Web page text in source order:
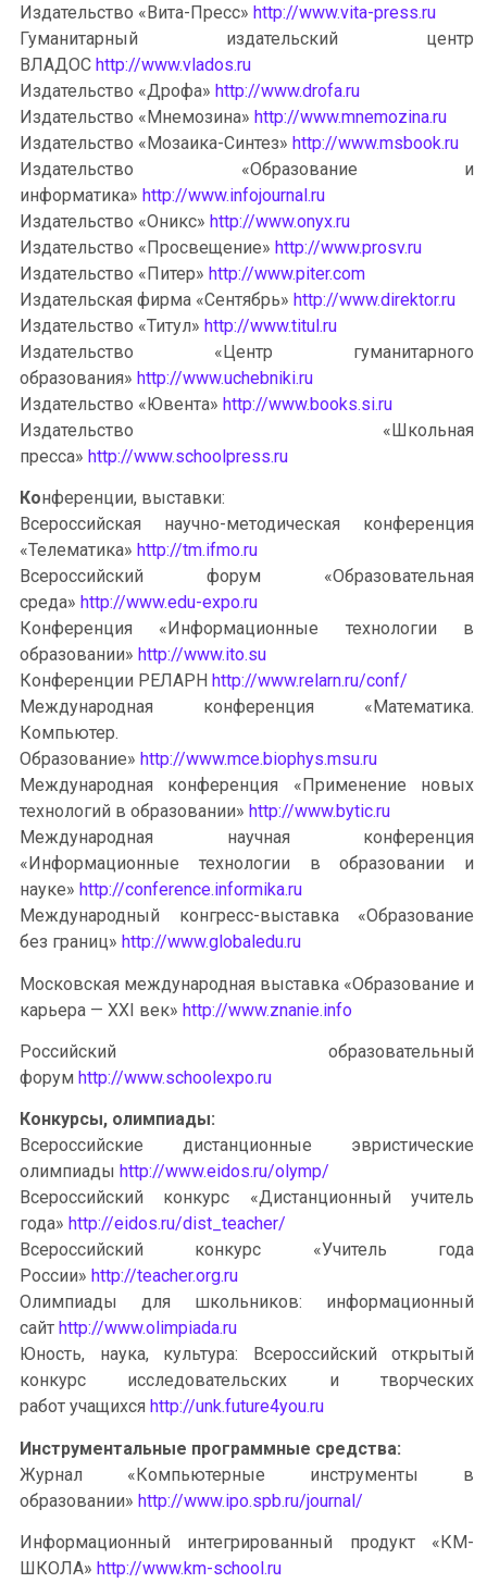
Издательство «Вита-Пресс» http://www.vita-press.ru
Гуманитарный издательский центр
ВЛАДОС http://www.vlados.ru
Издательство «Дрофа» http://www.drofa.ru
Издательство «Мнемозина» http://www.mnemozina.ru
Издательство «Мозаика-Синтез» http://www.msbook.ru
Издательство «Образование и
информатика» http://www.infojournal.ru
Издательство «Оникс» http://www.onyx.ru
Издательство «Просвещение» http://www.prosv.ru
Издательство «Питер» http://www.piter.com
Издательская фирма «Сентябрь» http://www.direktor.ru
Издательство «Титул» http://www.titul.ru
Издательство «Центр гуманитарного
образования» http://www.uchebniki.ru
Издательство «Ювента» http://www.books.si.ru
Издательство «Школьная
пресса» http://www.schoolpress.ru
Конференции, выставки:
Всероссийская научно-методическая конференция
«Телематика» http://tm.ifmo.ru
Всероссийский форум «Образовательная
среда» http://www.edu-expo.ru
Конференция «Информационные технологии в
образовании» http://www.ito.su
Конференции РЕЛАРН http://www.relarn.ru/conf/
Международная конференция «Математика.
Компьютер.
Образование» http://www.mce.biophys.msu.ru
Международная конференция «Применение новых
технологий в образовании» http://www.bytic.ru
Международная научная конференция
«Информационные технологии в образовании и
науке» http://conference.informika.ru
Международный конгресс-выставка «Образование
без границ» http://www.globaledu.ru
Московская международная выставка «Образование и
карьера — XXI век» http://www.znanie.info
Российский образовательный
форум http://www.schoolexpo.ru
Конкурсы, олимпиады:
Всероссийские дистанционные эвристические
олимпиады http://www.eidos.ru/olymp/
Всероссийский конкурс «Дистанционный учитель
года» http://eidos.ru/dist_teacher/
Всероссийский конкурс «Учитель года
России» http://teacher.org.ru
Олимпиады для школьников: информационный
сайт http://www.olimpiada.ru
Юность, наука, культура: Всероссийский открытый
конкурс исследовательских и творческих
работ учащихся http://unk.future4you.ru
Инструментальные программные средства:
Журнал «Компьютерные инструменты в
образовании» http://www.ipo.spb.ru/journal/
Информационный интегрированный продукт «КМ-
ШКОЛА» http://www.km-school.ru